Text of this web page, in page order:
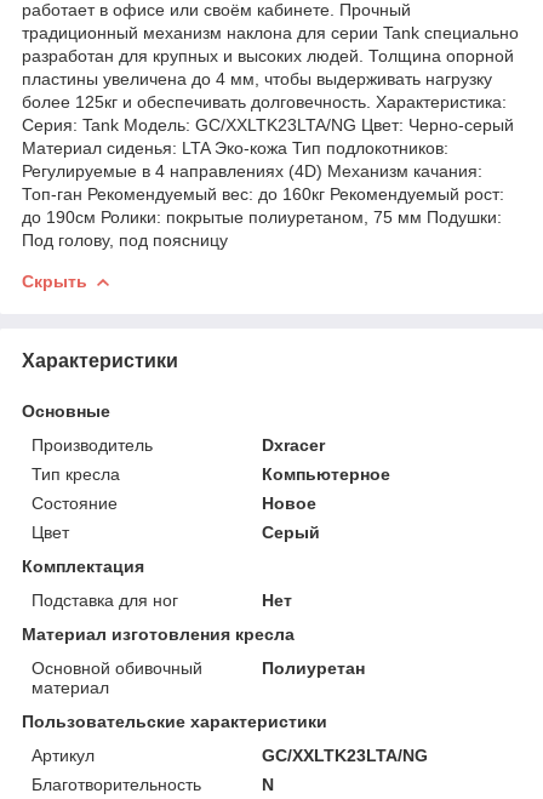
работает в офисе или своём кабинете. Прочный
традиционный механизм наклона для серии Tank специально
разработан для крупных и высоких людей. Толщина опорной
пластины увеличена до 4 мм, чтобы выдерживать нагрузку
более 125кг и обеспечивать долговечность. Характеристика:
Серия: Tank Модель: GC/XXLTK23LTA/NG Цвет: Черно-серый
Материал сиденья: LTA Эко-кожа Тип подлокотников:
Регулируемые в 4 направлениях (4D) Механизм качания:
Топ-ган Рекомендуемый вес: до 160кг Рекомендуемый рост:
до 190см Ролики: покрытые полиуретаном, 75 мм Подушки:
Под голову, под поясницу
Скрыть
Характеристики
Основные
Производитель
Dxracer
Тип кресла
Компьютерное
Состояние
Новое
Цвет
Серый
Комплектация
Подставка для ног
Нет
Материал изготовления кресла
Основной обивочный
материал
Полиуретан
Пользовательские характеристики
Артикул
GC/XXLTK23LTA/NG
Благотворительность
N